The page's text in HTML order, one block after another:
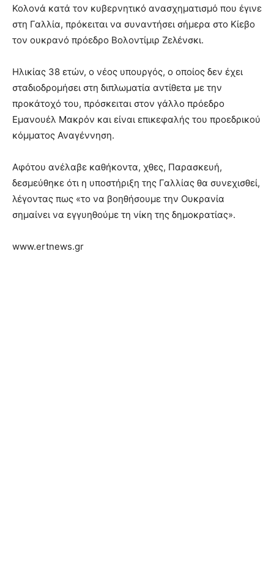
Κολονά κατά τον κυβερνητικό ανασχηματισμό που έγινε
στη Γαλλία, πρόκειται να συναντήσει σήμερα στο Κίεβο
τον ουκρανό πρόεδρο Βολοντίμιρ Ζελένσκι.
Ηλικίας 38 ετών, ο νέος υπουργός, ο οποίος δεν έχει
σταδιοδρομήσει στη διπλωματία αντίθετα με την
προκάτοχό του, πρόσκειται στον γάλλο πρόεδρο
Εμανουέλ Μακρόν και είναι επικεφαλής του προεδρικού
κόμματος Αναγέννηση.
Αφότου ανέλαβε καθήκοντα, χθες, Παρασκευή,
δεσμεύθηκε ότι η υποστήριξη της Γαλλίας θα συνεχισθεί,
λέγοντας πως «το να βοηθήσουμε την Ουκρανία
σημαίνει να εγγυηθούμε τη νίκη της δημοκρατίας».
www.ertnews.gr